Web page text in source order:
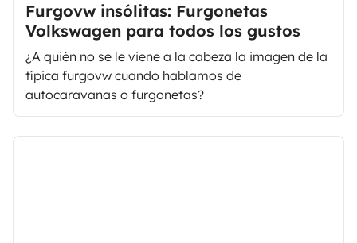
Furgovw insólitas: Furgonetas
Volkswagen para todos los gustos
¿A quién no se le viene a la cabeza la imagen de la
típica furgovw cuando hablamos de
autocaravanas o furgonetas?